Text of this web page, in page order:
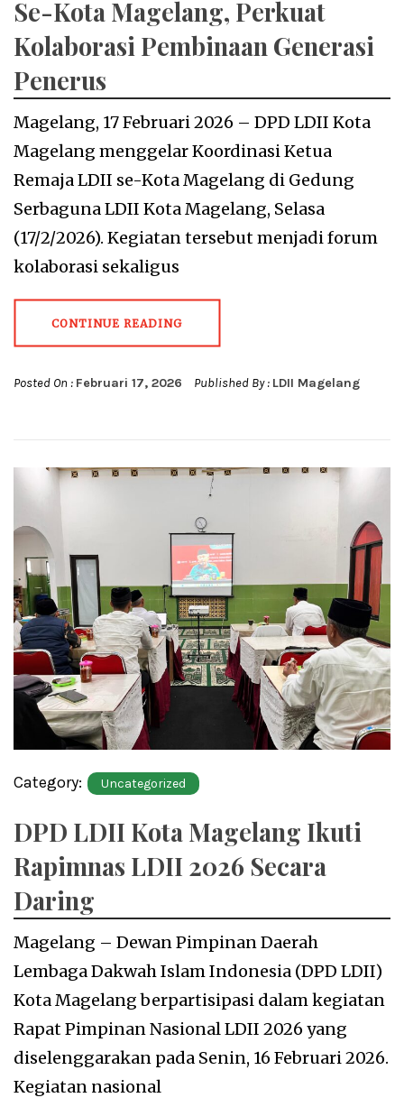
Se-Kota Magelang, Perkuat
Kolaborasi Pembinaan Generasi
Penerus
Magelang, 17 Februari 2026 – DPD LDII Kota
Magelang menggelar Koordinasi Ketua
Remaja LDII se-Kota Magelang di Gedung
Serbaguna LDII Kota Magelang, Selasa
(17/2/2026). Kegiatan tersebut menjadi forum
kolaborasi sekaligus
CONTINUE READING
Posted On : Februari 17, 2026 Published By : LDII Magelang
Category: Uncategorized
DPD LDII Kota Magelang Ikuti
Rapimnas LDII 2026 Secara
Daring
Magelang – Dewan Pimpinan Daerah
Lembaga Dakwah Islam Indonesia (DPD LDII)
Kota Magelang berpartisipasi dalam kegiatan
Rapat Pimpinan Nasional LDII 2026 yang
diselenggarakan pada Senin, 16 Februari 2026.
Kegiatan nasional